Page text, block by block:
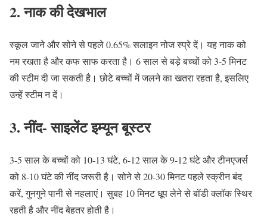
2. नाक की देखभाल
स्कूल जाने और सोने से पहले 0.65% सलाइन नोज स्प्रे दें। यह नाक को
नम रखता है और कफ साफ करता है। 6 साल से बड़े बच्चों को 3-5 मिनट
की स्टीम दी जा सकती है। छोटे बच्चों में जलने का खतरा रहता है, इसलिए
उन्हें स्टीम न दें।
3. नींद- साइलेंट इम्यून बूस्टर
3-5 साल के बच्चों को 10-13 घंटे, 6-12 साल के 9-12 घंटे और टीनएजर्स
को 8-10 घंटे की नींद जरूरी है। सोने से 20-30 मिनट पहले स्क्रीन बंद
करें, गुनगुने पानी से नहलाएं। सुबह 10 मिनट धूप लेने से बॉडी क्लॉक स्थिर
रहती है और नींद बेहतर होती है।